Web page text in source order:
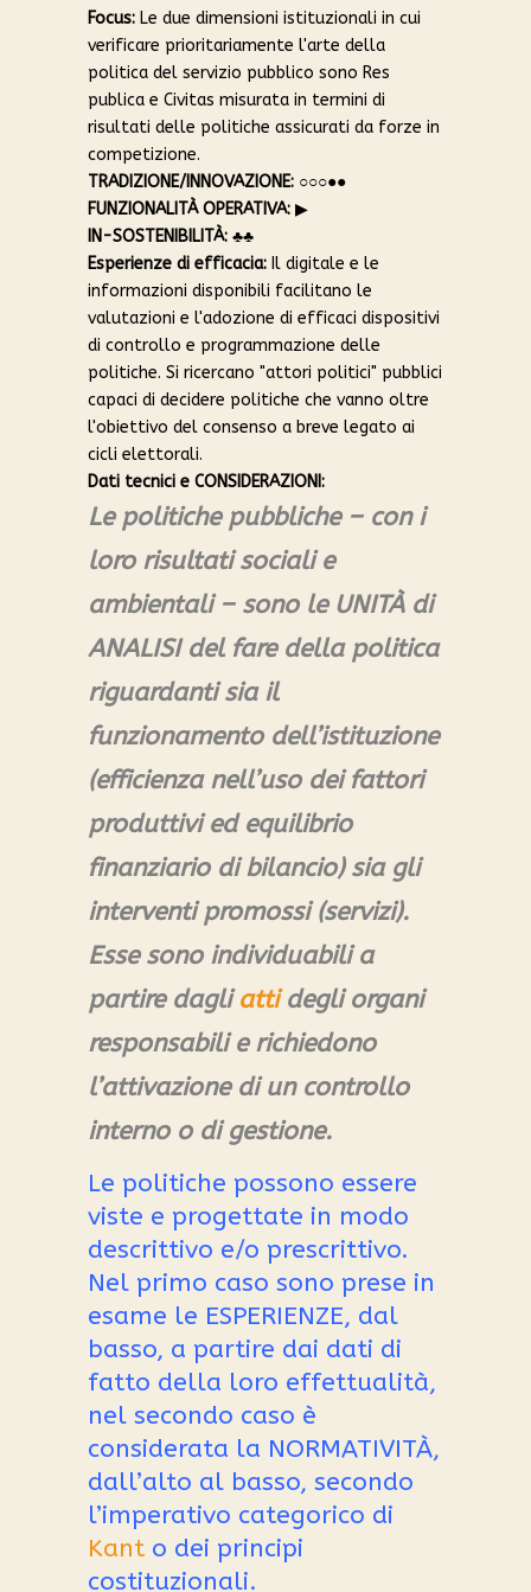
Focus: Le due dimensioni istituzionali in cui
verificare prioritariamente l'arte della
politica del servizio pubblico sono Res
publica e Civitas misurata in termini di
risultati delle politiche assicurati da forze in
competizione.
TRADIZIONE/INNOVAZIONE: ○○○●●
FUNZIONALITÀ OPERATIVA: ▶︎
IN-SOSTENIBILITÀ: ♣︎♣︎
Esperienze di efficacia: Il digitale e le
informazioni disponibili facilitano le
valutazioni e l'adozione di efficaci dispositivi
di controllo e programmazione delle
politiche. Si ricercano "attori politici" pubblici
capaci di decidere politiche che vanno oltre
l'obiettivo del consenso a breve legato ai
cicli elettorali.
Dati tecnici e CONSIDERAZIONI:
Le politiche pubbliche – con i
loro risultati sociali e
ambientali – sono le UNITÀ di
ANALISI del fare della politica
riguardanti sia il
funzionamento dell’istituzione
(efficienza nell’uso dei fattori
produttivi ed equilibrio
finanziario di bilancio) sia gli
interventi promossi (servizi).
Esse sono individuabili a
partire dagliattidegli organi
responsabili e richiedono
l’attivazione di un controllo
interno o di gestione.
Le politiche possono essere
viste e progettate in modo
descrittivo e/o prescrittivo.
Nel primo caso sono prese in
esame le ESPERIENZE, dal
basso, a partire dai dati di
fatto della loro effettualità,
nel secondo caso è
considerata la NORMATIVITÀ,
dall’alto al basso, secondo
l’imperativo categorico di
Kant o dei principi
costituzionali.